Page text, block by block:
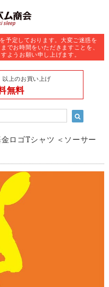
予定しております。大変ご迷惑を
でお時間をいただきますことを、
ようお願い申し上げます。
上のお買い上げ
無料
ロゴTシャツ ＜ソーサー